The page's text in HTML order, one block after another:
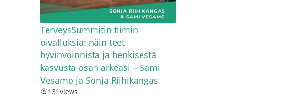
TerveysSummitin tiimin
oivalluksia: näin teet
hyvinvoinnista ja henkisestä
kasvusta osan arkeasi – Sami
Vesamo ja Sonja Riihikangas
131views